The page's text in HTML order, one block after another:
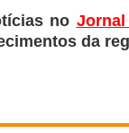
no
da